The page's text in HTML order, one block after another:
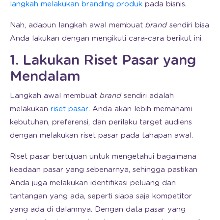
langkah melakukan branding produk pada bisnis.
Nah, adapun langkah awal membuat brand sendiri bisa
Anda lakukan dengan mengikuti cara-cara berikut ini.
1. Lakukan Riset Pasar yang
Mendalam
Langkah awal membuat brand sendiri adalah
melakukan riset pasar. Anda akan lebih memahami
kebutuhan, preferensi, dan perilaku target audiens
dengan melakukan riset pasar pada tahapan awal.
Riset pasar bertujuan untuk mengetahui bagaimana
keadaan pasar yang sebenarnya, sehingga pastikan
Anda juga melakukan identifikasi peluang dan
tantangan yang ada, seperti siapa saja kompetitor
yang ada di dalamnya. Dengan data pasar yang